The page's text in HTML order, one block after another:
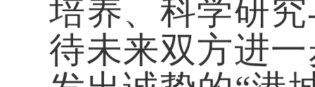
培养、科学研
待未来双方进